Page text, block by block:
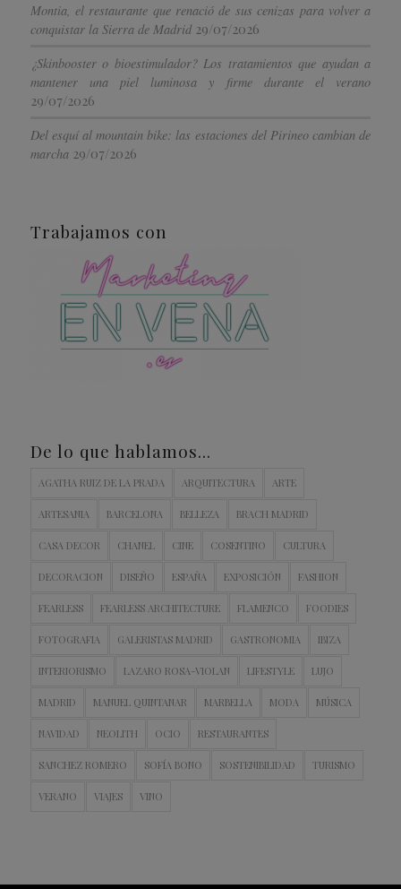
Montia, el restaurante que renació de sus cenizas para volver a
conquistar la Sierra de Madrid 29/07/2026
¿Skinbooster o bioestimulador? Los tratamientos que ayudan a
mantener una piel luminosa y firme durante el verano
29/07/2026
Del esquí al mountain bike: las estaciones del Pirineo cambian de
marcha 29/07/2026
Trabajamos con
De lo que hablamos…
AGATHA RUIZ DE LA PRADA ARQUITECTURA ARTE
ARTESANIA BARCELONA BELLEZA BRACH MADRID
CASA DECOR CHANEL CINE COSENTINO CULTURA
DECORACION DISEÑO ESPAÑA EXPOSICIÓN FASHION
FEARLESS FEARLESS ARCHITECTURE FLAMENCO FOODIES
FOTOGRAFIA GALERISTAS MADRID GASTRONOMIA IBIZA
INTERIORISMO LAZARO ROSA-VIOLAN LIFESTYLE LUJO
MADRID MANUEL QUINTANAR MARBELLA MODA MÚSICA
NAVIDAD NEOLITH OCIO RESTAURANTES
SANCHEZ ROMERO SOFÍA BONO SOSTENIBILIDAD TURISMO
VERANO VIAJES VINO